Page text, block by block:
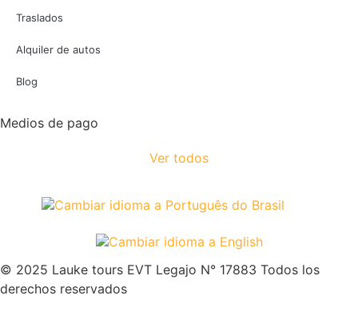
Traslados
Alquiler de autos
Blog
Medios de pago
Ver todos
© 2025 Lauke tours EVT Legajo N° 17883 Todos los
derechos reservados